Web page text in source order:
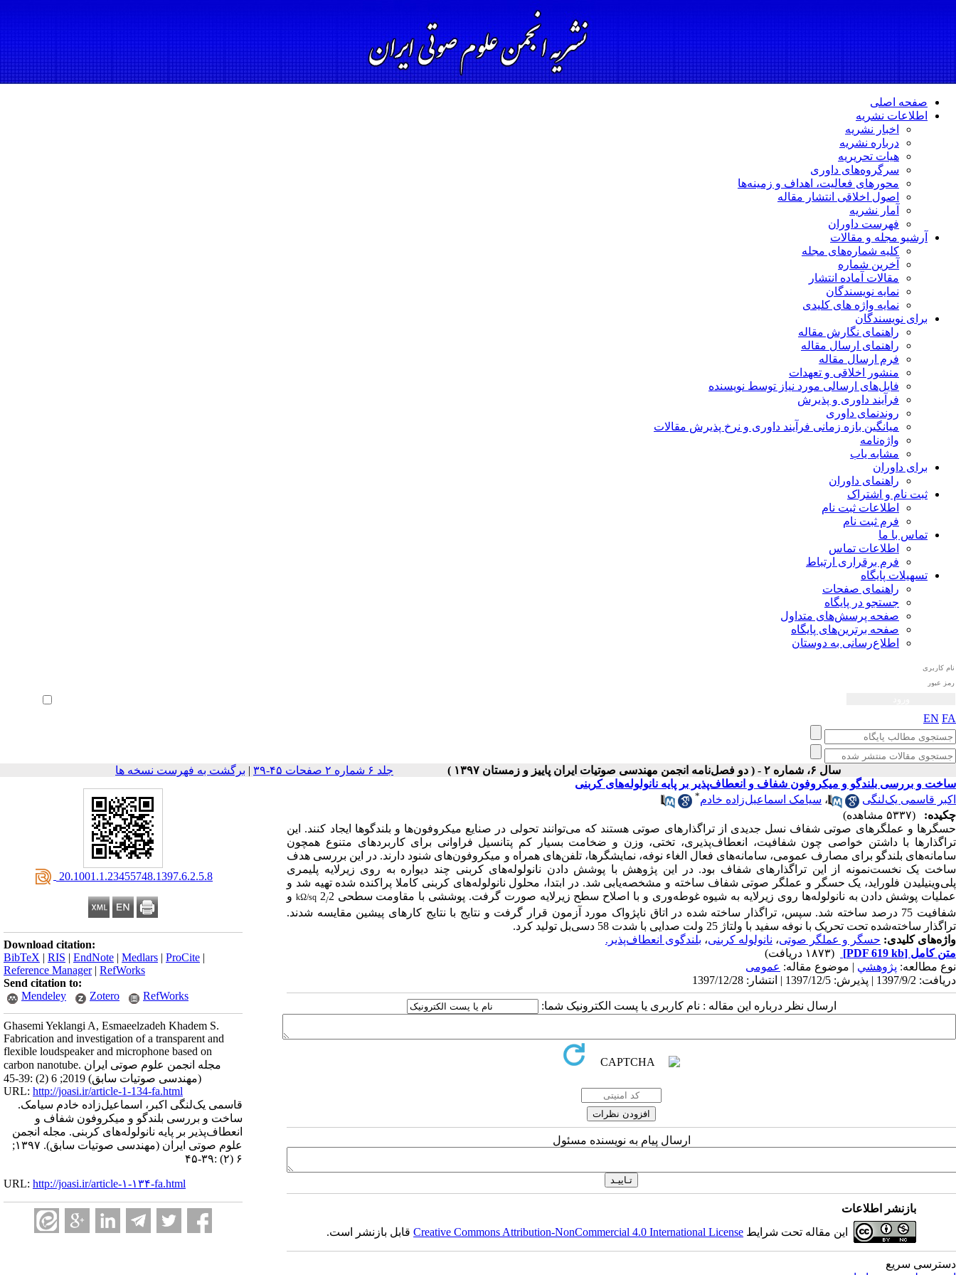
صفحه اصلی
اطلاعات نشریه
اخبار نشریه
درباره نشریه
هیات تحریریه
سرگروه‌های داوری
محورهای فعالیت، اهداف و زمینه‌ها
اصول اخلاقی انتشار مقاله
آمار نشریه
فهرست داوران
آرشیو مجله و مقالات
کلیه شماره‌های مجله
آخرین شماره
مقالات آماده انتشار
نمایه نویسندگان
نمایه واژه های کلیدی
برای نویسندگان
راهنمای نگارش مقاله
راهنمای ارسال مقاله
فرم ارسال مقاله
منشور اخلاقی و تعهدات
فایل‌های ارسالی مورد نیاز توسط نویسنده
فرآیند داوری و پذیرش
روندنمای داوری
میانگین بازه زمانی فرآیند داوری و نرخ پذیرش مقالات
واژه‌نامه
مشابه یاب
برای داوران
راهنمای داوران
ثبت نام و اشتراک
اطلاعات ثبت نام
فرم ثبت نام
تماس با ما
اطلاعات تماس
فرم برقراری ارتباط
تسهیلات پایگاه
راهنمای صفحات
جستجو در پایگاه
صفحه پرسش‌های متداول
صفحه برترین‌های پایگاه
اطلاع‌رسانی به دوستان
EN FA
سال ۶، شماره ۲ - ( دو فصل‌نامه انجمن مهندسی صوتیات ايران پاییز و زمستان ۱۳۹۷ ) جلد ۶ شماره ۲ صفحات ۴۵-۳۹ | برگشت به فهرست نسخه ها
‎ 20.1001.1.23455748.1397.6.2.5.8
Download citation:
BibTeX | RIS | EndNote | Medlars | ProCite |
Reference Manager| RefWorks
Send citation to:
Mendeley
Zotero RefWorks
Ghasemi Yeklangi A, Esmaeelzadeh Khadem S.
Fabrication and investigation of a transparent and
flexible loudspeaker and microphone based on
carbon nanotube. مجله انجمن علوم صوتی ایران
(مهندسی صوتیات سابق) 2019; 6 (2) :39-45
URL: http://joasi.ir/article-1-134-fa.html
قاسمی ‌‌‌یک‌‌‌لنگی اکبر، اسماعیل‌‌‌زاده خادم سیامک.
ساخت و بررسی بلندگو و میکروفون شفاف و
انعطاف‌‌پذیر بر پایه نانولوله‌‌های کربنی. مجله انجمن
علوم صوتی ایران (مهندسی صوتیات سابق). ۱۳۹۷;
۶ (۲) :۳۹-۴۵
URL: http://joasi.ir/article-۱-۱۳۴-fa.html
ساخت و بررسی بلندگو و میکروفون شفاف و انعطاف‌‌پذیر بر پایه نانولوله‌‌های کربنی
اکبر قاسمی ‌‌‌یک‌‌‌لنگی
، سیامک اسماعیل‌‌‌زاده خادم*
چکیده:
(۵۳۳۷ مشاهده)
حسگرها و عملگرهای صوتی شفاف نسل جدیدی از تراگذارهای صوتی هستند که میتوانند تحولی در صنایع میکروفونها و بلندگوها ایجاد کنند. این
تراگذارها با داشتن خواصی چون شفافیت، انعطافپذیری، تختی، وزن و ضخامت بسیار کم پتانسیل فراوانی برای کاربردهای متنوع همچون
سامانه‌های بلندگو برای مصارف عمومی، سامانه‌های فعال الغاء نوفه، نمایشگرها، تلفنهای همراه و میکروفونهای شنود دارند. در این بررسی هدف
ساخت یک نخست‌نمونه از این تراگذارهای شفاف بود. در این پژوهش با پوشش دادن نانولوله‌‌های کربنی چند دیواره به روی زیرلایه پلیمری
پلیوینیلیدن فلوراید، یک حسگر و عملگر صوتی شفاف ساخته و مشخصه‌‌یابی شد. در ابتدا، محلول نانولولههای کربنی کاملا پراکنده شده تهیه شد و
عملیات پوشش دادن به نانولوله‌ها روی زیرلایه به شیوه غوطه‌وری و با اصلاح سطح زیرلایه صورت گرفت. پوششی با مقاومت سطحی 2
/2
kΩ/sq و
شفافیت 75 درصد ساخته شد. سپس، تراگذار ساخته شده در اتاق ناپژواک مورد آزمون قرار گرفت و نتایج با نتایج کارهای پیشین مقایسه شدند.
تراگذار ساخته‌شده تحت تحریک با نوفه سفید با ولتاژ 25 ولت صدایی با شدت 58 دسی‌بل تولید کرد.
واژه‌های کلیدی: حسگر و عملگر صوتی، نانولوله کربنی، بلندگوی انعطاف‌پذیر.
متن کامل [PDF 619 kb]
(۱۸۷۳ دریافت)
نوع مطالعه: پژوهشي | موضوع مقاله: عمومی
دریافت: 1397/9/2 | پذیرش: 1397/12/5 | انتشار: 1397/12/28
ارسال نظر درباره این مقاله : نام کاربری یا پست الکترونیک شما:
ارسال پیام به نویسنده مسئول
بازنشر اطلاعات
این مقاله تحت شرایط Creative Commons Attribution-NonCommercial 4.0 International Licenseقابل بازنشر است.
دسترسی سریع